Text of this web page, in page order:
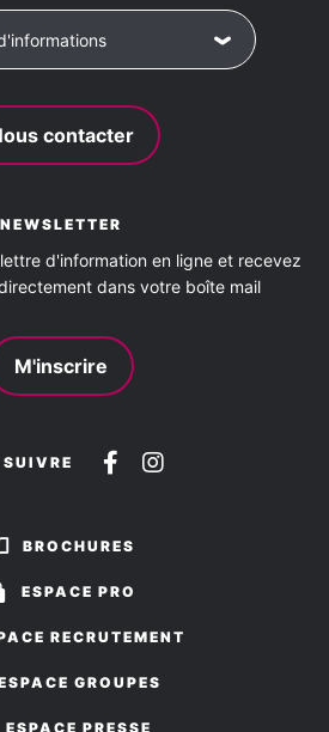
contacter
NEWSLETTER
d'information en ligne et recevez
dans votre boîte mail
M'inscrire
Suivez-
sur
Suivez-
BROCHURES
ESPACE PRO
RECRUTEMENT
GROUPES
ESPACE PRESSE